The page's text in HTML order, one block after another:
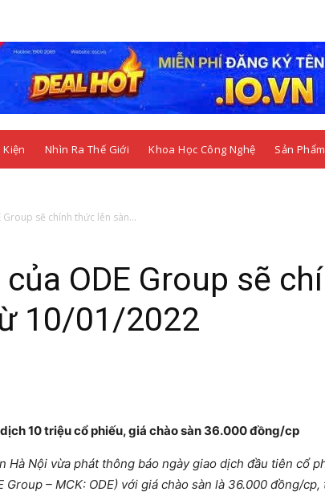
Nhìn Ra Thế Giới Khoa Học Công Nghệ Sản Phẩm
sẽ chính thức lên sàn...
ODE Group sẽ
10/01/2022
10 triệu cổ phiếu, giá chào sàn 36.000 đồng/cp
Hà Nội vừa phát thông báo ngày giao dịch đầu tiên cổ
Group – MCK: ODE) với giá chào sàn là 36.000 đồng/